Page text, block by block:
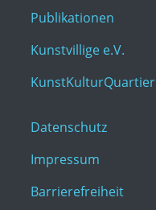
Publikationen
Kunstvillige e.V.
KunstKulturQuartier
Datenschutz
Impressum
Barrierefreiheit